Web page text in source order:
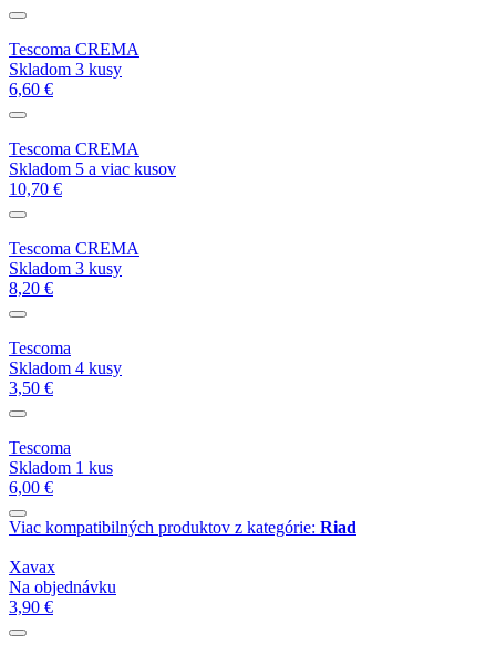
Tescoma CREMA
Skladom 3 kusy
6,60 €
Tescoma CREMA
Skladom 5 a viac kusov
10,70 €
Tescoma CREMA
Skladom 3 kusy
8,20 €
Tescoma
Skladom 4 kusy
3,50 €
Tescoma
Skladom 1 kus
6,00 €
Viac kompatibilných produktov z kategórie: Riad
Xavax
Na objednávku
3,90 €